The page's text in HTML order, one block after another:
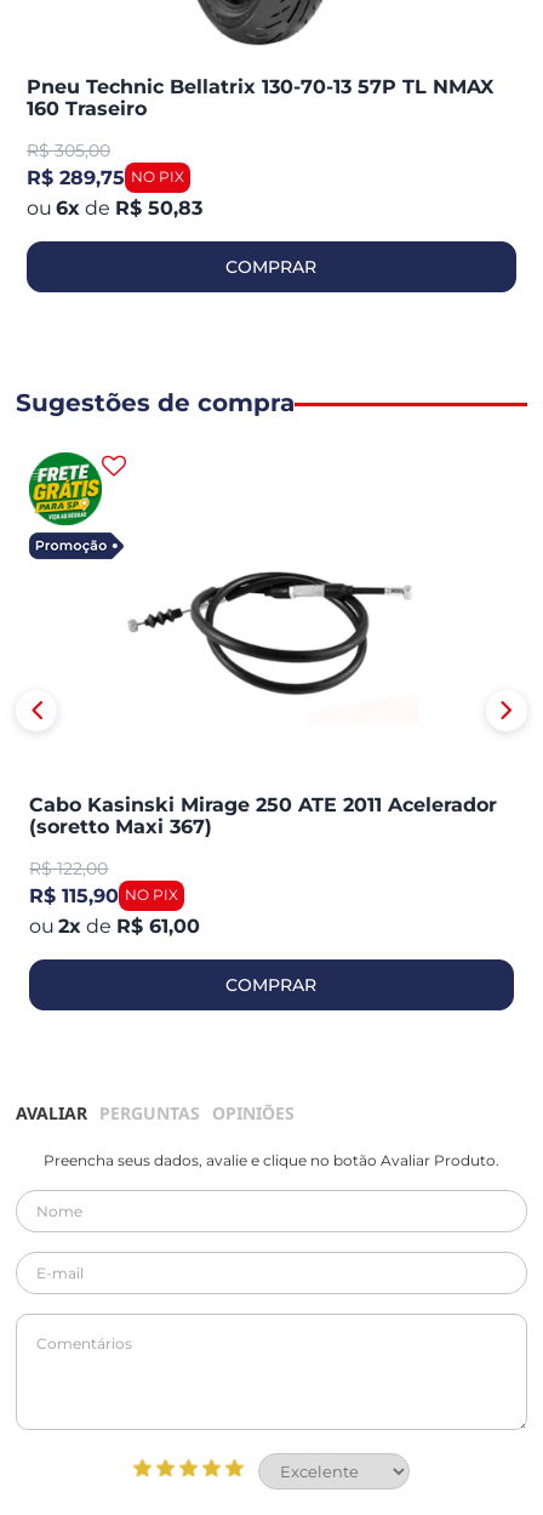
Pneu Technic Bellatrix 130-70-13 57P TL NMAX
160 Traseiro
R$ 305,00
R$ 289,75
6x de R$ 50,83
COMPRAR
Sugestões de compra
Cabo Kasinski Mirage 250 ATE 2011 Acelerador
(soretto Maxi 367)
R$ 122,00
R$ 115,90
2x de R$ 61,00
COMPRAR
AVALIAR PERGUNTAS OPINIÕES
Preencha seus dados, avalie e clique no botão Avaliar Produto.